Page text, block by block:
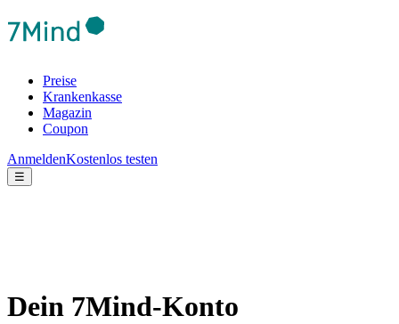
Preise
Krankenkasse
Magazin
Coupon
AnmeldenKostenlos testen
☰
Dein 7Mind-Konto